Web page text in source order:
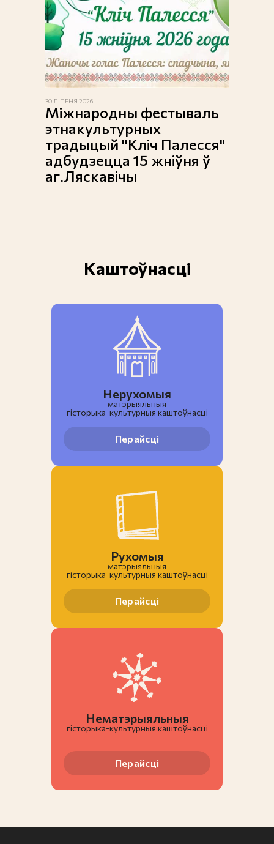
30 ЛІПЕНЯ 2026
Міжнародны фестываль
этнакультурных
традыцый "Кліч Палесся"
адбудзецца 15 жніўня ў
аг.Ляскавічы
Каштоўнасці
Нерухомыя
матэрыяльныя
гiсторыка-культурныя каштоўнасці
Перайсці
Рухомыя
матэрыяльныя
гiсторыка-культурныя каштоўнасці
Перайсці
Нематэрыяльныя
гiсторыка-культурныя каштоўнасці
Перайсці